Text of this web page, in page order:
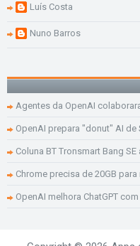
Luís Costa
Nuno Barros
Agentes da OpenAI
OpenAI prepara "donut" AI de
Coluna BT Tronsmart Bang SE
Chrome precisa de 20GB
OpenAI melhora ChatGPT